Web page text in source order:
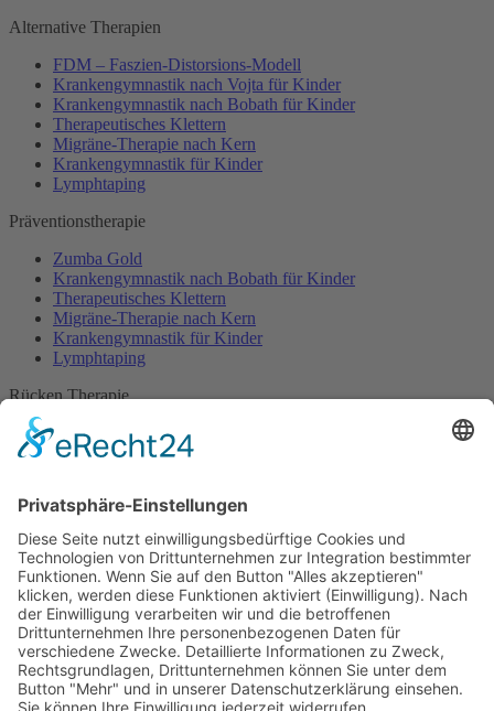
Alternative Therapien
FDM – Faszien-Distorsions-Modell
Krankengymnastik nach Vojta für Kinder
Krankengymnastik nach Bobath für Kinder
Therapeutisches Klettern
Migräne-Therapie nach Kern
Krankengymnastik für Kinder
Lymphtaping
Präventionstherapie
Zumba Gold
Krankengymnastik nach Bobath für Kinder
Therapeutisches Klettern
Migräne-Therapie nach Kern
Krankengymnastik für Kinder
Lymphtaping
Rücken Therapie
Therapeutisches Klettern
Entspannungstraining
Zumba Gold
Rückbildungsgymnastik
Kinder Therapie
Krankengymnastik nach Vojta für Kinder
Krankengymnastik nach Bobath für Kinder
Krankengymnastik für Kinder
Therapeuten
Kontakt